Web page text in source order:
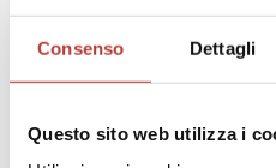
Consenso Dettagli
Questo sito web utilizza i
formidabile: si
periodici e più di
Hussy Press di Berkley
antologia